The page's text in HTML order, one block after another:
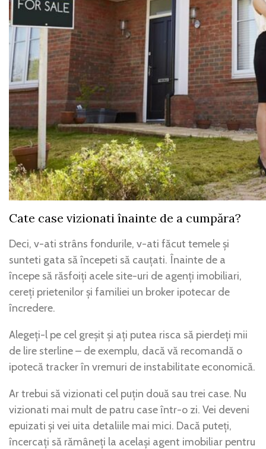
Cate case vizionati înainte de a cumpăra?
Deci, v-ati strâns fondurile, v-ati făcut temele și
sunteti gata să începeti să cauțati. Înainte de a
începe să răsfoiți acele site-uri de agenți imobiliari,
cereți prietenilor și familiei un broker ipotecar de
încredere.
Alegeți-l pe cel greșit și ați putea risca să pierdeți mii
de lire sterline – de exemplu, dacă vă recomandă o
ipotecă tracker în vremuri de instabilitate economică.
Ar trebui să vizionati cel puțin două sau trei case. Nu
vizionati mai mult de patru case într-o zi. Vei deveni
epuizati și vei uita detaliile mai mici. Dacă puteți,
încercați să rămâneți la același agent imobiliar pentru